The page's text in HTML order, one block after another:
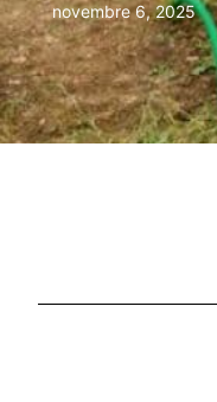
novembre 6, 2025